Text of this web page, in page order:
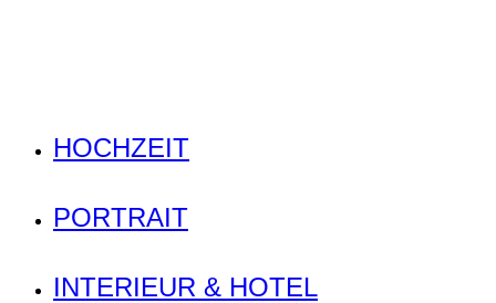
HOCHZEIT
PORTRAIT
INTERIEUR & HOTEL